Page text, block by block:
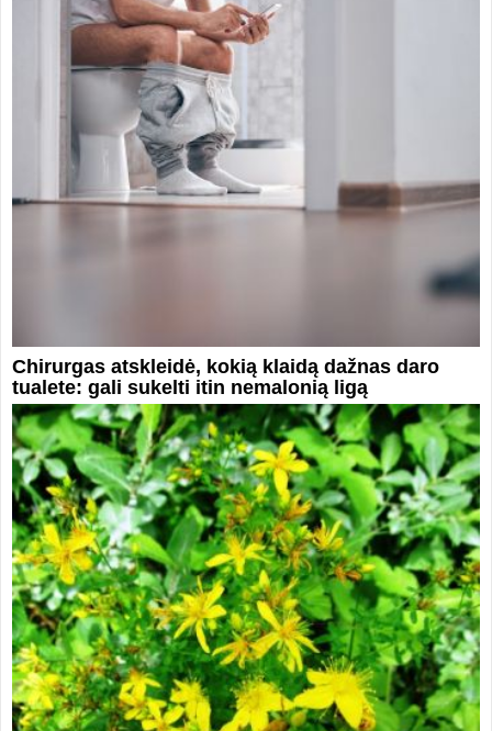
Chirurgas atskleidė, kokią klaidą dažnas daro
tualete: gali sukelti itin nemalonią ligą